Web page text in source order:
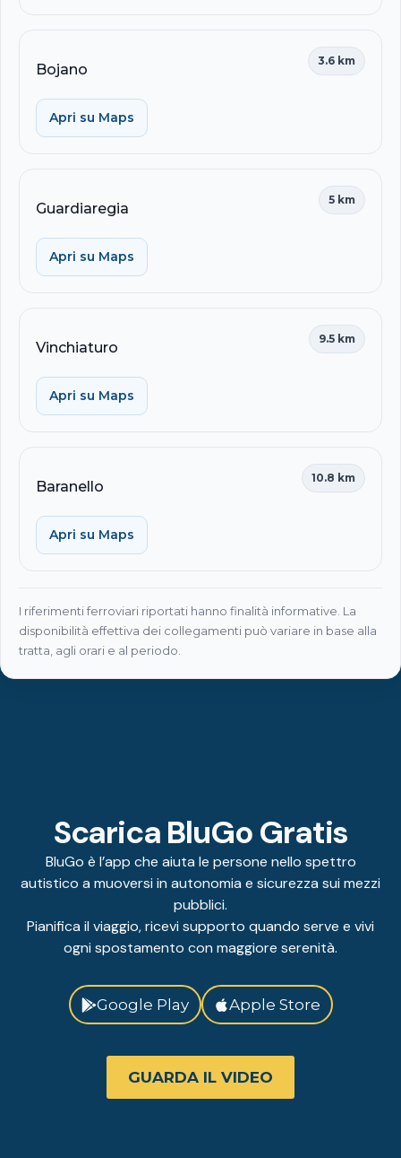
Bojano
3.6 km
Apri su Maps
Guardiaregia
5 km
Apri su Maps
Vinchiaturo
9.5 km
Apri su Maps
Baranello
10.8 km
Apri su Maps
I riferimenti ferroviari riportati hanno finalità informative. La
disponibilità effettiva dei collegamenti può variare in base alla
tratta, agli orari e al periodo.
Scarica BluGo Gratis
BluGo è l’app che aiuta le persone nello spettro
autistico a muoversi in autonomia e sicurezza sui mezzi
pubblici.
Pianifica il viaggio, ricevi supporto quando serve e vivi
ogni spostamento con maggiore serenità.
Google Play Apple Store
GUARDA IL VIDEO